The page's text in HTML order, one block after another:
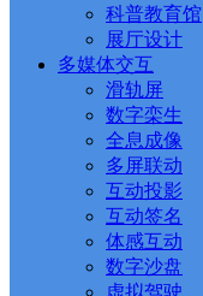
科普教育馆
展厅设计
多媒体交互
滑轨屏
数字栾生
全息成像
多屏联动
互动投影
互动签名
体感互动
数字沙盘
虚拟驾驶